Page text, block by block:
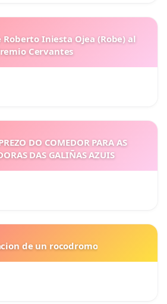
Iniesta Ojea (Robe) al
Cervantes
DO COMEDOR PARA AS
DAS GALIÑAS AZUIS
de un rocodromo